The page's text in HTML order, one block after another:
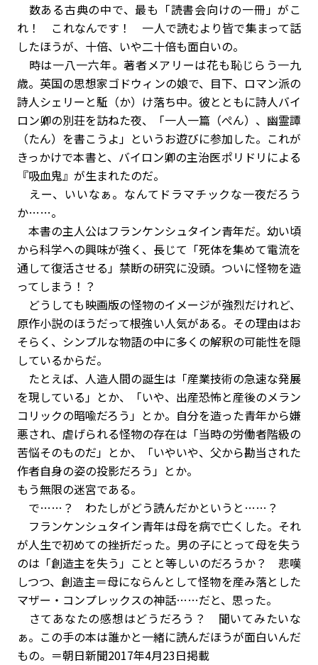
数ある古典の中で、最も「読書会向けの一冊」がこ
れ！ これなんです！ 一人で読むより皆で集まって話
したほうが、十倍、いや二十倍も面白いの。
時は一八一六年。著者メアリーは花も恥じらう一九
歳。英国の思想家ゴドウィンの娘で、目下、ロマン派の
詩人シェリーと駈（か）け落ち中。彼とともに詩人バイ
ロン卿の別荘を訪ねた夜、「一人一篇（ぺん）、幽霊譚
（たん）を書こうよ」というお遊びに参加した。これが
きっかけで本書と、バイロン卿の主治医ポリドリによる
『吸血鬼』が生まれたのだ。
えー、いいなぁ。なんてドラマチックな一夜だろう
か……。
本書の主人公はフランケンシュタイン青年だ。幼い頃
から科学への興味が強く、長じて「死体を集めて電流を
通して復活させる」禁断の研究に没頭。ついに怪物を造
ってしまう――！？
どうしても映画版の怪物のイメージが強烈だけれど、
原作小説のほうだって根強い人気がある。その理由はお
そらく、シンプルな物語の中に多くの解釈の可能性を隠
しているからだ。
たとえば、人造人間の誕生は「産業技術の急速な発展
を現している」とか、「いや、出産恐怖と産後のメラン
コリックの暗喩だろう」とか。自分を造った青年から嫌
悪され、虐げられる怪物の存在は「当時の労働者階級の
苦悩そのものだ」とか、「いやいや、父から勘当された
作者自身の姿の投影だろう」とか。
もう無限の迷宮である。
で……？ わたしがどう読んだかというと……？
フランケンシュタイン青年は母を病で亡くした。それ
が人生で初めての挫折だった。男の子にとって母を失う
のは「創造主を失う」ことと等しいのだろうか？ 悲嘆
しつつ、創造主＝母にならんとして怪物を産み落とした
マザー・コンプレックスの神話……だと、思った。
さてあなたの感想はどうだろう？ 聞いてみたいな
ぁ。この手の本は誰かと一緒に読んだほうが面白いんだ
もの。＝朝日新聞2017年4月23日掲載